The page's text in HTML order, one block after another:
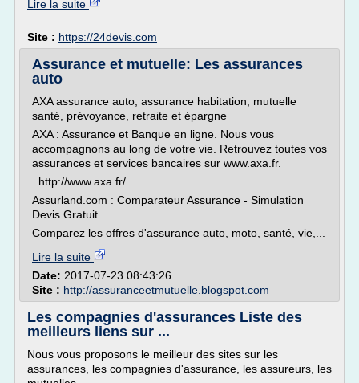
Lire la suite
Site : https://24devis.com
Assurance et mutuelle: Les assurances
auto
AXA assurance auto, assurance habitation, mutuelle
santé, prévoyance, retraite et épargne
AXA : Assurance et Banque en ligne. Nous vous
accompagnons au long de votre vie. Retrouvez toutes vos
assurances et services bancaires sur www.axa.fr.
http://www.axa.fr/
Assurland.com : Comparateur Assurance - Simulation
Devis Gratuit
Comparez les offres d'assurance auto, moto, santé, vie,...
Lire la suite
Date: 2017-07-23 08:43:26
Site : http://assuranceetmutuelle.blogspot.com
Les compagnies d'assurances Liste des
meilleurs liens sur ...
Nous vous proposons le meilleur des sites sur les
assurances, les compagnies d'assurance, les assureurs, les